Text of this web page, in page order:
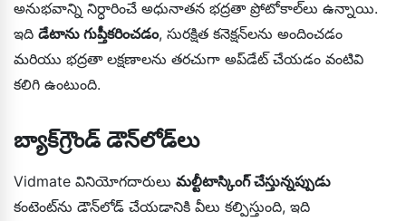
అనుభవాన్ని నిర్ధారించే అధునాతన భద్రతా ప్రోటోకాల్‌లు ఉన్నాయి.
ఇది డేటాను గుప్తీకరించడం, సురక్షిత కనెక్షన్‌లను అందించడం
మరియు భద్రతా లక్షణాలను తరచుగా అప్‌డేట్ చేయడం వంటివి
కలిగి ఉంటుంది.
బ్యాక్‌గ్రౌండ్ డౌన్‌లోడ్‌లు
Vidmate వినియోగదారులు మల్టీటాస్కింగ్ చేస్తున్నప్పుడు
కంటెంట్‌ను డౌన్‌లోడ్ చేయడానికి వీలు కల్పిస్తుంది, ఇది